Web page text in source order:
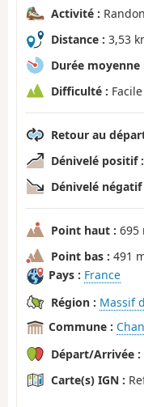
Activité :
Distance : 3,53
Durée moyenne
Difficulté : Facile
Retour au
Dénivelé positif :
Dénivelé négatif
Point haut : 695
Point bas : 491
Pays : France
Région : Massif
Commune :
Départ/Arrivée :
Carte(s) IGN :